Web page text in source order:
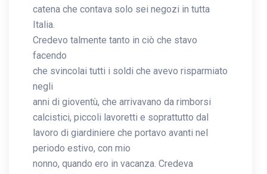
catena che contava solo sei negozi in tutta
Italia.
Credevo talmente tanto in ciò che stavo
facendo
che svincolai tutti i soldi che avevo risparmiato
negli
anni di gioventù, che arrivavano da rimborsi
calcistici, piccoli lavoretti e soprattutto dal
lavoro di giardiniere che portavo avanti nel
periodo estivo, con mio
nonno, quando ero in vacanza. Credeva